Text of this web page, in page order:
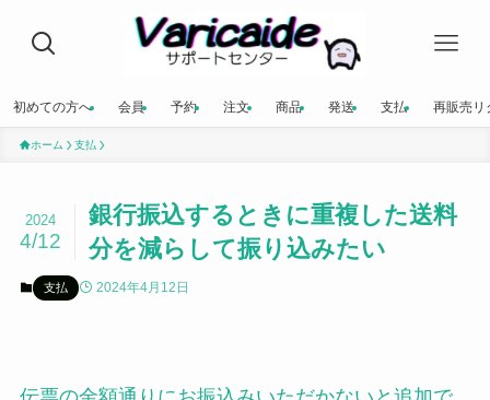
初めての方へ 会員 予約 注文 商品 発送 支払 再販売リ
ホーム 支払
銀行振込するときに重複した送料
分を減らして振り込みたい
2024
4/12
支払 2024年4月12日